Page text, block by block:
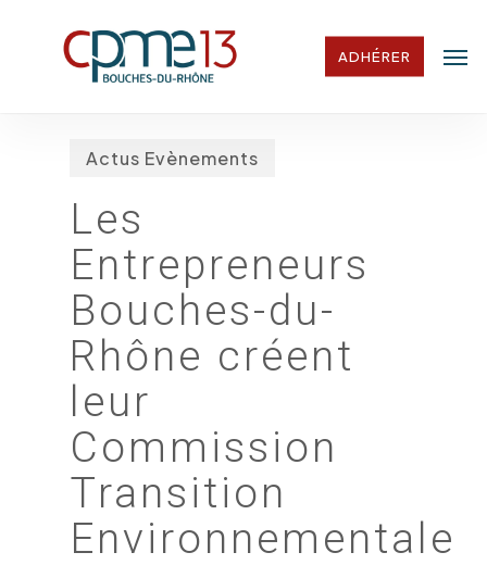
ADHÉRER
Actus Evènements
Les
Entrepreneurs
Bouches-du-
Rhône créent
leur
Commission
Transition
Environnementale